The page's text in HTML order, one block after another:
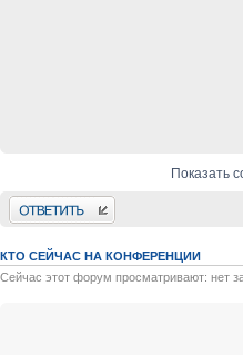
Показать
Ответить
КТО СЕЙЧАС НА КОНФЕРЕНЦИИ
Сейчас этот форум просматривают: нет